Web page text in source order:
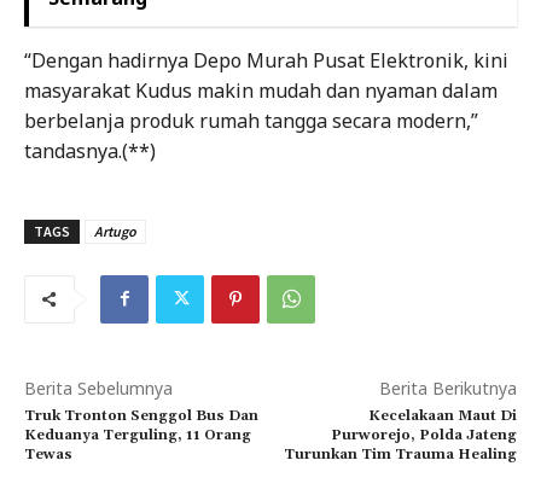
“Dengan hadirnya Depo Murah Pusat Elektronik, kini
masyarakat Kudus makin mudah dan nyaman dalam
berbelanja produk rumah tangga secara modern,”
tandasnya.(**)
TAGS Artugo
Berita Sebelumnya
Truk Tronton Senggol Bus Dan
Keduanya Terguling, 11 Orang
Tewas
Berita Berikutnya
Kecelakaan Maut Di
Purworejo, Polda Jateng
Turunkan Tim Trauma Healing